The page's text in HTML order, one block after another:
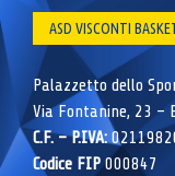
ASD VISCONTI
Palazzetto dello
Via Fontanine, 23 –
C.F. – P.IVA:
Codice FIP000847